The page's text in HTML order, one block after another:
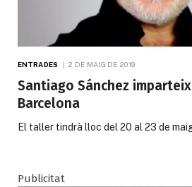
ENTRADES 2 DE MAIG DE 2019
Santiago Sánchez
Barcelona
El taller tindrà lloc del 20 al 23 de maig
Publicitat